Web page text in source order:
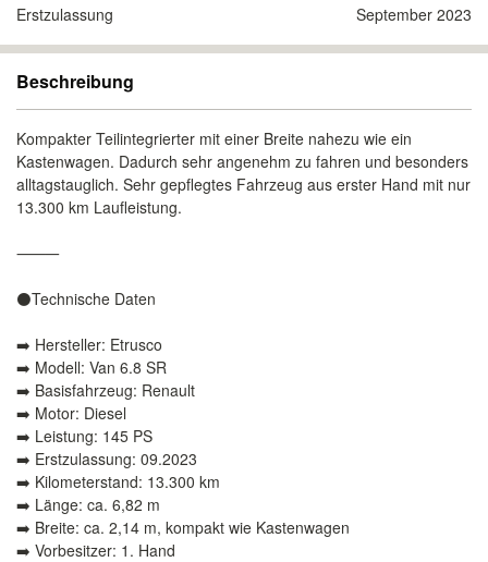
Erstzulassung
September 2023
Beschreibung
Kompakter Teilintegrierter mit einer Breite nahezu wie ein
Kastenwagen. Dadurch sehr angenehm zu fahren und besonders
alltagstauglich. Sehr gepflegtes Fahrzeug aus erster Hand mit nur
13.300 km Laufleistung.
⸻
⚫️Technische Daten
➡️ Hersteller: Etrusco
➡️ Modell: Van 6.8 SR
➡️ Basisfahrzeug: Renault
➡️ Motor: Diesel
➡️ Leistung: 145 PS
➡️ Erstzulassung: 09.2023
➡️ Kilometerstand: 13.300 km
➡️ Länge: ca. 6,82 m
➡️ Breite: ca. 2,14 m, kompakt wie Kastenwagen
➡️ Vorbesitzer: 1. Hand